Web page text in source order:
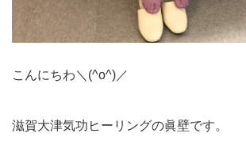
こんにちわ＼(^o^)／
滋賀大津気功ヒーリングの眞壁です。